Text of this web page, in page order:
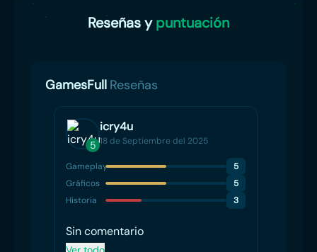
Reseñas ypuntuación
GamesFull Reseñas
5
icry4u
18 de Septiembre del 2025
Gameplay
5
Gráficos
5
Historia
3
Sin comentario